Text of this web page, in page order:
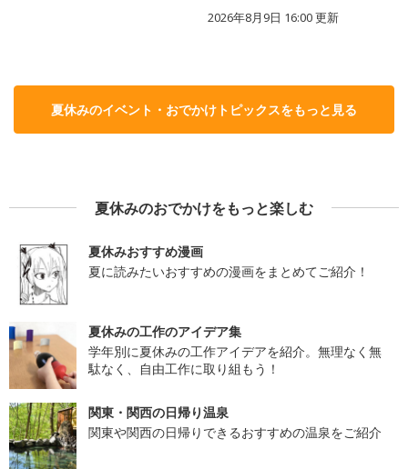
2026年8月9日 16:00更新
夏休みのイベント・おでかけトピックスをもっと見る
夏休みのおでかけをもっと楽しむ
夏休みおすすめ漫画
夏に読みたいおすすめの漫画をまとめてご紹介！
夏休みの工作のアイデア集
学年別に夏休みの工作アイデアを紹介。無理なく無
駄なく、自由工作に取り組もう！
関東・関西の日帰り温泉
関東や関西の日帰りできるおすすめの温泉をご紹介